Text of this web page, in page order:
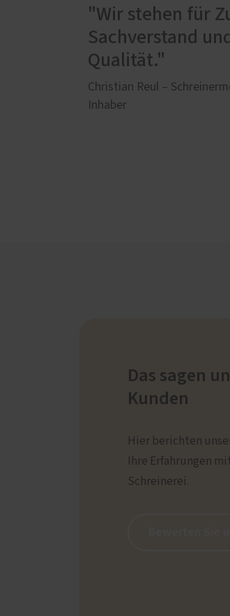
"Wir stehen für
Sachverstand
Qualität."
Christian Reul –
Inhaber
Das sagen
Kunden
Hier berichten
Ihre Erfahrungen
Schreinerei.
Bewerten